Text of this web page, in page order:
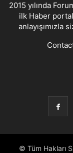
2015 yılında
ilk Haber
anlayışımızla
© Tüm Hakları